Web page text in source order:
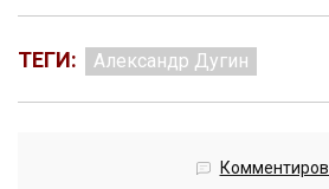
ТЕГИ: Александр Дугин